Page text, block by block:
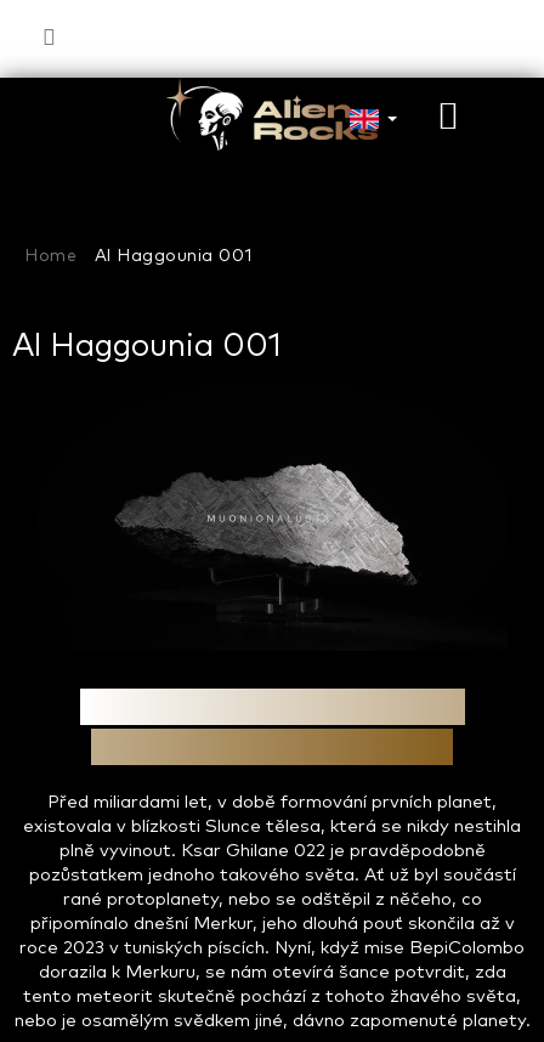
Home Al Haggounia 001
Al Haggounia 001
Před miliardami let, v době formování prvních planet,
existovala v blízkosti Slunce tělesa, která se nikdy nestihla
plně vyvinout. Ksar Ghilane 022 je pravděpodobně
pozůstatkem jednoho takového světa. Ať už byl součástí
rané protoplanety, nebo se odštěpil z něčeho, co
připomínalo dnešní Merkur, jeho dlouhá pouť skončila až v
roce 2023 v tuniských píscích. Nyní, když mise BepiColombo
dorazila k Merkuru, se nám otevírá šance potvrdit, zda
tento meteorit skutečně pochází z tohoto žhavého světa,
nebo je osamělým svědkem jiné, dávno zapomenuté planety.